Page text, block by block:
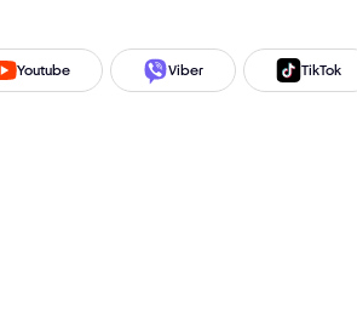
Youtube Viber TikTok